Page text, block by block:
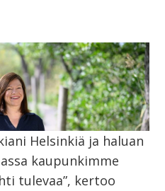
Helsinkiä ja haluan
kaupunkimme
tulevaa”, kertoo